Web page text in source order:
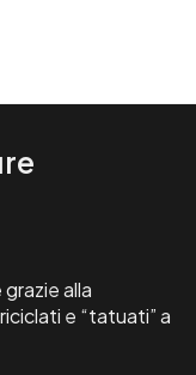
alla
e “tatuati” a